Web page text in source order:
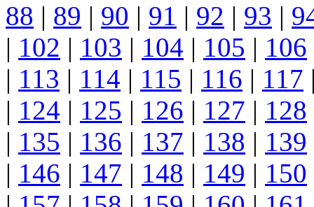
88 | 89 | 90 | 91 | 92 | 93 |
| 102 | 103 | 104 | 105 | 106
| 113 | 114 | 115 | 116 | 117
| 124 | 125 | 126 | 127 | 128
| 135 | 136 | 137 | 138 | 139
| 146 | 147 | 148 | 149 | 150